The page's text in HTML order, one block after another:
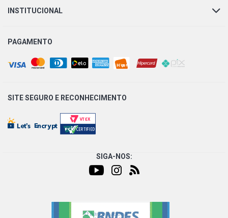
INSTITUCIONAL
PAGAMENTO
SITE SEGURO E RECONHECIMENTO
SIGA-NOS: